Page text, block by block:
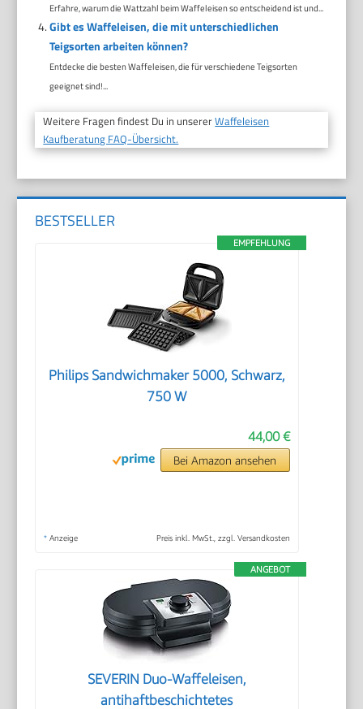
Erfahre, warum die Wattzahl beim Waffeleisen so entscheidend ist und...
Gibt es Waffeleisen, die mit unterschiedlichen
Teigsorten arbeiten können?
Entdecke die besten Waffeleisen, die für verschiedene Teigsorten
geeignet sind!...
Weitere Fragen findest Du in unsererWaffeleisen
Kaufberatung FAQ-Übersicht.
BESTSELLER
EMPFEHLUNG
Philips Sandwichmaker 5000, Schwarz,
750 W
44,00 €
Bei Amazon ansehen
* Anzeige Preis inkl. MwSt., zzgl. Versandkosten
ANGEBOT
SEVERIN Duo-Waffeleisen,
antihaftbeschichtetes